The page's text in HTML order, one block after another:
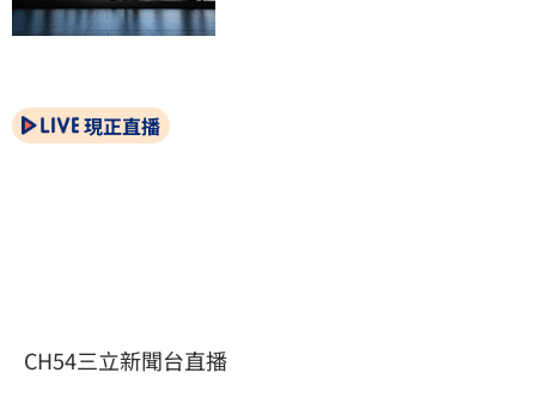
現正直播
CH54三立新聞台直播